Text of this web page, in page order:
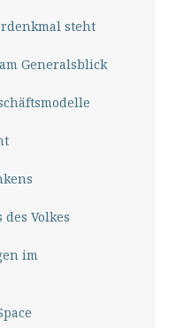
steht
Generalsblick
des Volkes
im